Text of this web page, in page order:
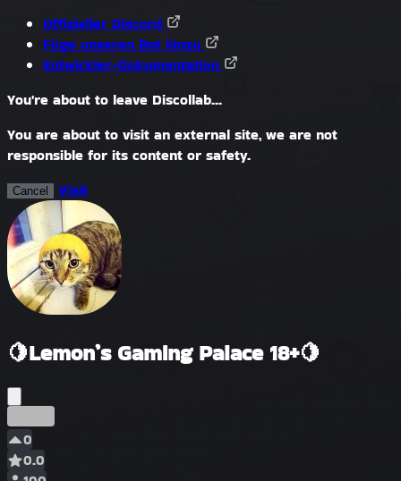
Offizieller Discord
Füge unseren Bot hinzu
Entwickler-Dokumentation
You're about to leave Discollab...
You are about to visit an external site, we are not
responsible for its content or safety.
Cancel Visit
🍋Lemon’s Gaming Palace 18+🍋
0
0.0